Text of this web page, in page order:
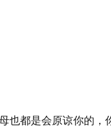
也都是会原谅你的，